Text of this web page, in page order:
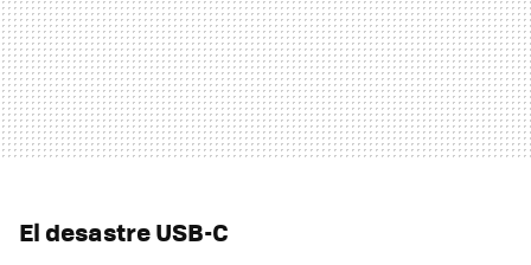
El desastre USB-C